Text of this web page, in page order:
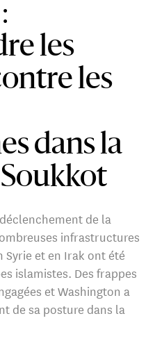
les
les
dans la
de la
infrastructures
et en Irak ont été
islamistes. Des frappes
et Washington a
de sa posture dans la